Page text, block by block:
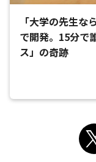
「大学の先生
で開発。15分で
ス」の奇跡